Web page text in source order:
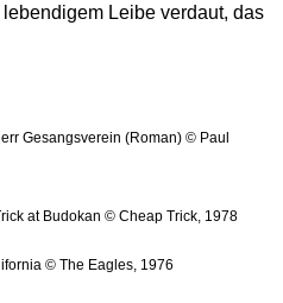
Leibe verdaut, das
Gesangsverein (Roman) © Paul
at Budokan © Cheap Trick, 1978
© The Eagles, 1976